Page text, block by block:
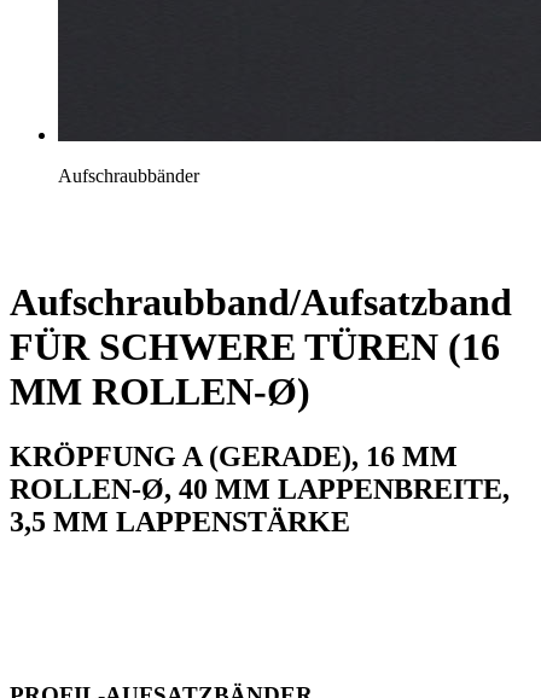
Aufschraubbänder
Aufschraubband/Aufsatzband
FÜR SCHWERE TÜREN (16
MM ROLLEN-Ø)
KRÖPFUNG A (GERADE), 16 MM
ROLLEN-Ø, 40 MM LAPPENBREITE,
3,5 MM LAPPENSTÄRKE